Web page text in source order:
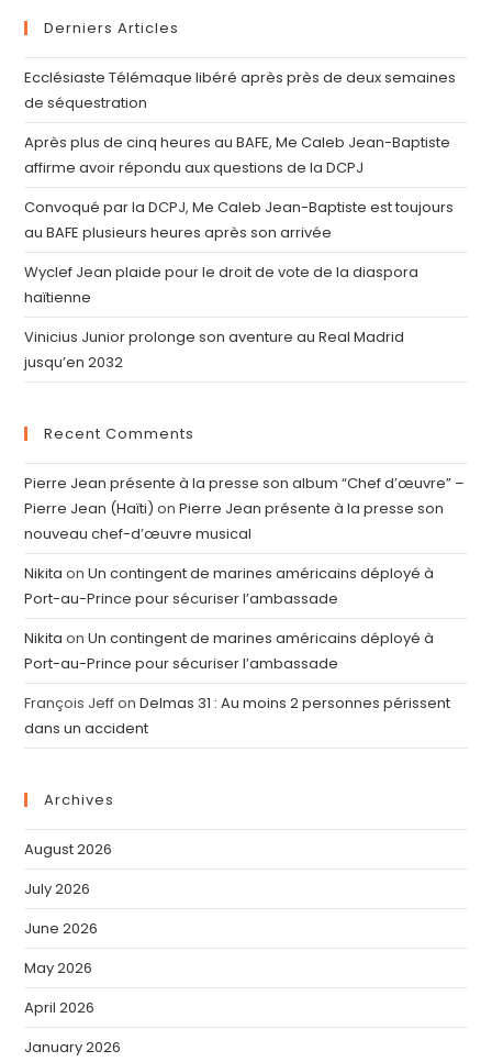
Derniers Articles
Ecclésiaste Télémaque libéré après près de deux semaines
de séquestration
Après plus de cinq heures au BAFE, Me Caleb Jean-Baptiste
affirme avoir répondu aux questions de la DCPJ
Convoqué par la DCPJ, Me Caleb Jean-Baptiste est toujours
au BAFE plusieurs heures après son arrivée
Wyclef Jean plaide pour le droit de vote de la diaspora
haïtienne
Vinicius Junior prolonge son aventure au Real Madrid
jusqu’en 2032
Recent Comments
Pierre Jean présente à la presse son album “Chef d’œuvre” –
Pierre Jean (Haïti) onPierre Jean présente à la presse son
nouveau chef-d’œuvre musical
Nikita onUn contingent de marines américains déployé à
Port-au-Prince pour sécuriser l’ambassade
Nikita onUn contingent de marines américains déployé à
Port-au-Prince pour sécuriser l’ambassade
François JeffonDelmas 31 : Au moins 2 personnes périssent
dans un accident
Archives
August 2026
July 2026
June 2026
May 2026
April 2026
January 2026